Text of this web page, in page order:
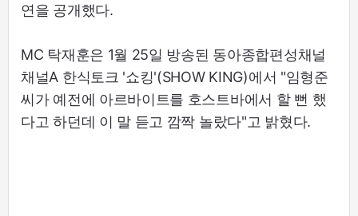
연을 공개했다.
MC 탁재훈은 1월 25일 방송된 동아종합편성채널
채널A 한식토크 '쇼킹'(SHOW KING)에서 "임형준
씨가 예전에 아르바이트를 호스트바에서 할 뻔 했
다고 하던데 이 말 듣고 깜짝 놀랐다"고 밝혔다.